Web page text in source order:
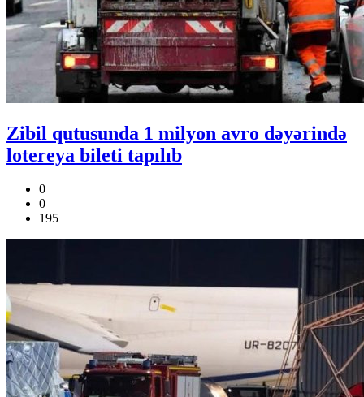
Zibil qutusunda 1 milyon avro dəyərində
lotereya bileti tapılıb
0
0
195